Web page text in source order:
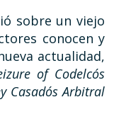
sobre un viejo
conocen y
actualidad,
of Codelco´s
Casado´s Arbitral